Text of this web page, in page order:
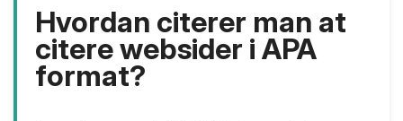
Hvordan citerer man at
citere websider i APA
format?